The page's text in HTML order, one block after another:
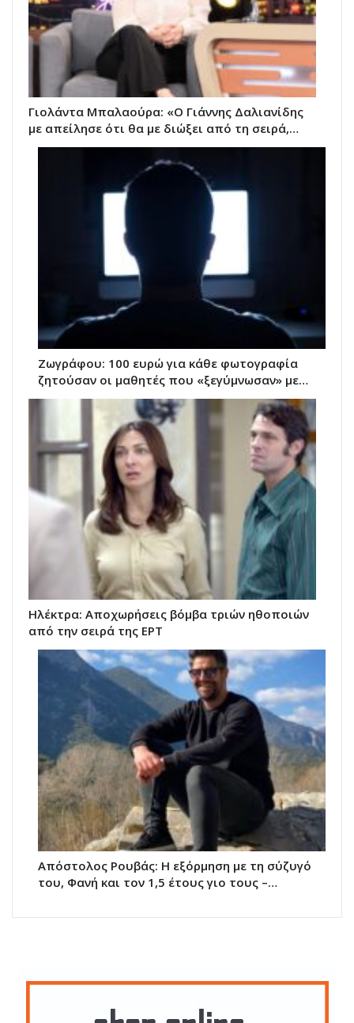
Γιολάντα Μπαλαούρα: «Ο Γιάννης Δαλιανίδης
με απείλησε ότι θα με διώξει από τη σειρά,…
Ζωγράφου: 100 ευρώ για κάθε φωτογραφία
ζητούσαν οι μαθητές που «ξεγύμνωσαν» με…
Ηλέκτρα: Αποχωρήσεις βόμβα τριών ηθοποιών
από την σειρά της ΕΡΤ
Απόστολος Ρουβάς: Η εξόρμηση με τη σύζυγό
του, Φανή και τον 1,5 έτους γιο τους –…